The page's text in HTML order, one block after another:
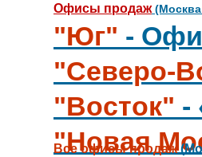
Офисы продаж(Москва
"Юг" -
"Северо-
"Восток" -
"Новая
Все офисы продаж